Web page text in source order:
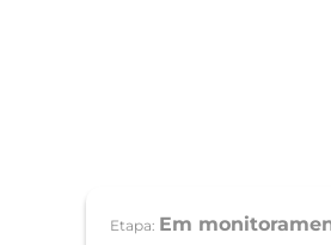
Etapa: Em